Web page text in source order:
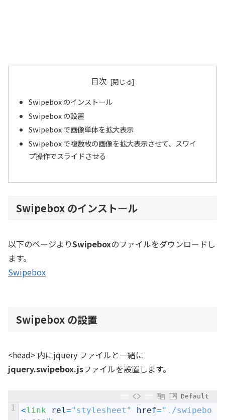
目次
Swipebox のインストール
Swipebox の設置
Swipebox で画像単体を拡大表示
Swipebox で複数枚の画像を拡大表示させて、スワイ
プ操作でスライドさせる
Swipebox のインストール
以下のページよりSwipeboxのファイルをダウンロードし
ます。
Swipebox
Swipebox の設置
<head> 内にjquery ファイルと一緒に
jquery.swipebox.jsファイルを設置します。
Default
1 <link rel ="stylesheet" href="./swipebo